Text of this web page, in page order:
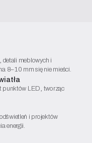
meblowych i
8–10 mm się nie mieści.
punktów LED, tworząc
i projektów
energii.